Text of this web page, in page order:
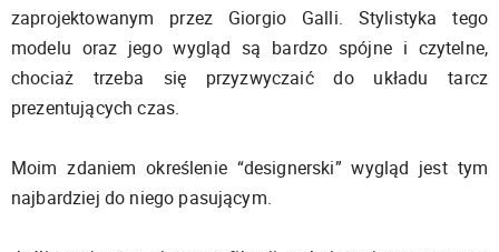
zaprojektowanym przez Giorgio Galli. Stylistyka tego
modelu oraz jego wygląd są bardzo spójne i czytelne,
chociaż trzeba się przyzwyczaić do układu tarcz
prezentujących czas.
Moim zdaniem określenie “designerski” wygląd jest tym
najbardziej do niego pasującym.